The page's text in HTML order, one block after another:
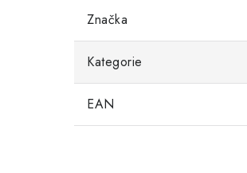
Značka
Kategorie
EAN